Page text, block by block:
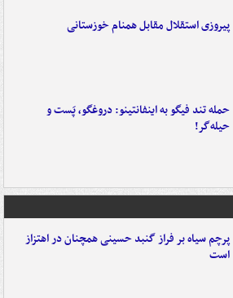
پیروزی استقلال مقابل همنام خوزستانی
حمله تند فیگو به اینفانتینو: دروغگو، پَست‌ و
حیله‌گر!
پرچم سیاه بر فراز گنبد حسینی همچنان در اهتزاز
است